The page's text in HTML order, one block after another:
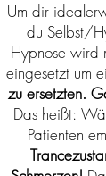
Um dir
du Selbst/
Hypnose wird
eingesetzt um
zu ersetzten.
Das heißt:
Patienten